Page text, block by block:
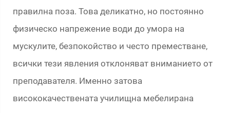
правилна поза. Това деликатно, но постоянно
физическо напрежение води до умора на
мускулите, безпокойство и често преместване,
всички тези явления отклоняват вниманието от
преподавателя. Именно затова
висококачествената училищна мебелирана